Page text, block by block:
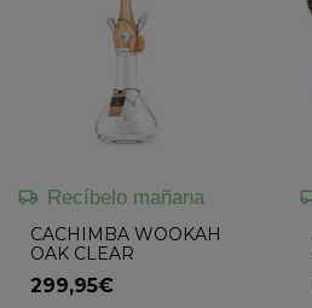
Recíbelo mañana
CACHIMBA WOOKAH
OAK CLEAR
299,95€